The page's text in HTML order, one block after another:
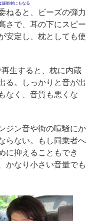
緩衝材にもなる
ねると、ビーズの弾力
さで、耳の下にスピー
安定し、枕としても使
生すると、枕に内蔵
る。しっかりと音が出
なく、音質も悪くな
ジン音や街の喧騒にか
らない。もし同乗者へ
に抑えることもでき
かなり小さい音量でも